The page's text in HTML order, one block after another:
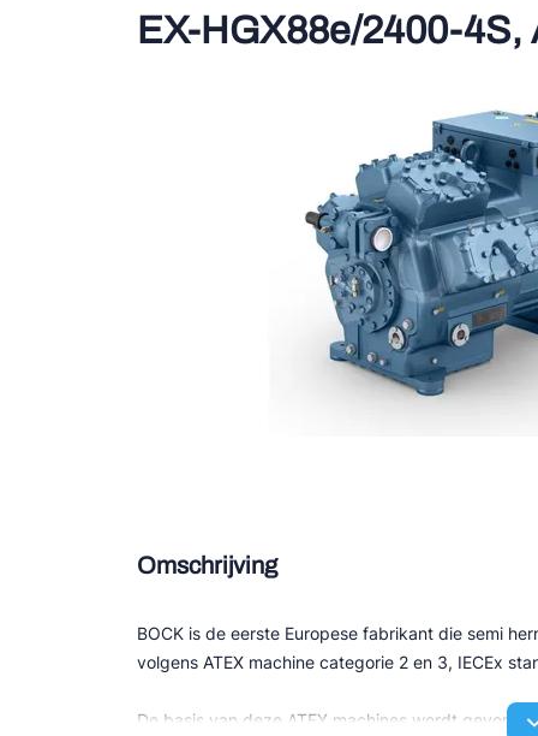
AWA
ESK
EX-HGX88e/2400-4S,
Omschrijving
BOCK is de eerste Europese fabrikant die semi
volgens ATEX machine categorie 2 en 3, IECEx
De basis van deze ATEX machines wordt